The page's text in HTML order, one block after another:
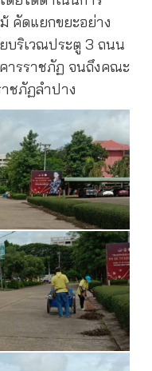
คัดแยกขยะอย่าง
บริเวณประตู 3 ถนน
ารราชภัฏ จนถึงคณะ
ชภัฏลำปาง